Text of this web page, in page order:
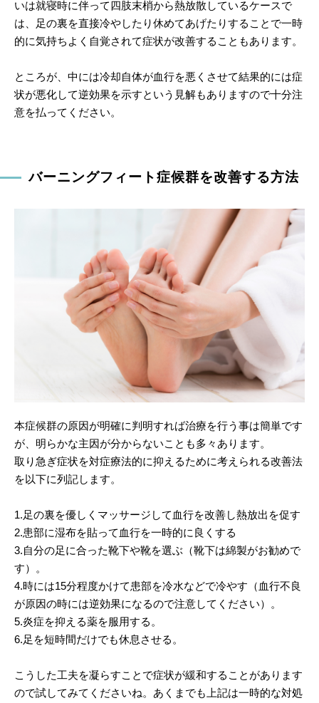
いは就寝時に伴って四肢末梢から熱放散しているケースで
は、足の裏を直接冷やしたり休めてあげたりすることで一時
的に気持ちよく自覚されて症状が改善することもあります。
ところが、中には冷却自体が血行を悪くさせて結果的には症
状が悪化して逆効果を示すという見解もありますので十分注
意を払ってください。
バーニングフィート症候群を改善する方法
本症候群の原因が明確に判明すれば治療を行う事は簡単です
が、明らかな主因が分からないことも多々あります。
取り急ぎ症状を対症療法的に抑えるために考えられる改善法
を以下に列記します。
1.足の裏を優しくマッサージして血行を改善し熱放出を促す
2.患部に湿布を貼って血行を一時的に良くする
3.自分の足に合った靴下や靴を選ぶ（靴下は綿製がお勧めで
す）。
4.時には15分程度かけて患部を冷水などで冷やす（血行不良
が原因の時には逆効果になるので注意してください）。
5.炎症を抑える薬を服用する。
6.足を短時間だけでも休息させる。
こうした工夫を凝らすことで症状が緩和することがあります
ので試してみてくださいね。あくまでも上記は一時的な対処